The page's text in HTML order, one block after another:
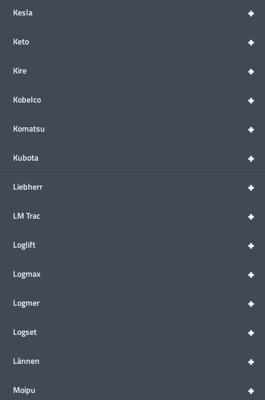
+
Kesla
+
Keto
+
Kire
+
Kobelco
+
Komatsu
+
Kubota
+
Liebherr
+
LM Trac
+
Loglift
+
Logmax
+
Logmer
+
Logset
+
Lännen
+
Moipu